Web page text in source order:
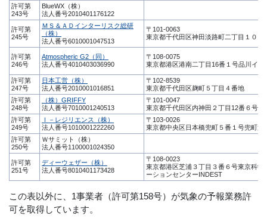
許可第
243号
BlueWX（株）
法人番号2010401176122
許可第
245号
ＭＳ＆ＡＤインターリスク総研
（株）
法人番号6010001047513
〒101-0063
東京都千代田区神田淡路町二丁目１０５
許可第
246号
Atmospheric G2（同）
法人番号4010403036990
〒108-0075
東京都港区港南二丁目16番１号品川イー
許可第
247号
日本工営（株）
法人番号2010001016851
〒102-8539
東京都千代田区麹町５丁目４番地
許可第
248号
（株）GRIFFY
法人番号7010001240513
〒101-0047
東京都千代田区内神田２丁目12番６号内
許可第
249号
Ｉ－レジリエンス（株）
法人番号1010001222260
〒103-0026
東京都中央区日本橋兜町５番１号兜町第
許可第
250号
Ｗサミット（株）
法人番号1100001024350
許可第
251号
ディーウェザー（株）
法人番号8010401173428
〒108-0023
東京都港区芝浦３丁目３番６号東京科学
ーションセンターINDEST
この表以外に、1事業者（許可第158号）が気象の予報業務許
可を取得しています。